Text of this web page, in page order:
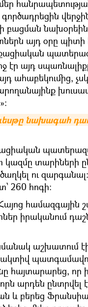
բացման
այդ օրը
էր այդ
ահաբեկումից,
նախագահ
տարիների
ու
260 հոգի։
համազգային
իրականում
աշխատում էի
հայտարարեց, որ
արդեն
և բերեց